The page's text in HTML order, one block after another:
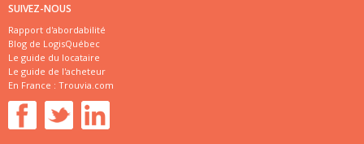
SUIVEZ-NOUS
Rapport d'abordabilité
Blog de LogisQuébec
Le guide du locataire
Le guide de l'acheteur
En France : Trouvia.com